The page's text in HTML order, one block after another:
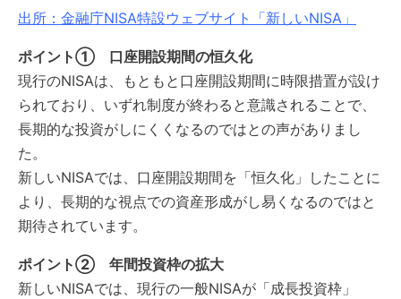
出所：金融庁NISA特設ウェブサイト「新しいNISA」
ポイント① 口座開設期間の恒久化
現行のNISAは、もともと口座開設期間に時限措置が設け
られており、いずれ制度が終わると意識されることで、
長期的な投資がしにくくなるのではとの声がありまし
た。
新しいNISAでは、口座開設期間を「恒久化」したことに
より、長期的な視点での資産形成がし易くなるのではと
期待されています。
ポイント② 年間投資枠の拡大
新しいNISAでは、現行の一般NISAが「成長投資枠」